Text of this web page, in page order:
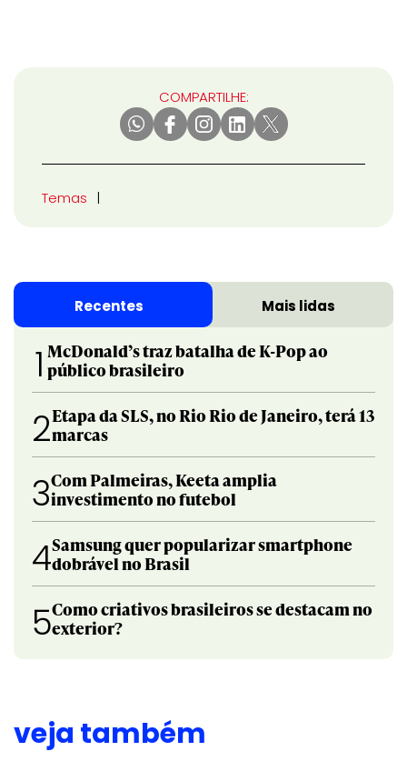
COMPARTILHE:
Temas
Recentes Mais lidas
1 McDonald’s traz batalha de K-Pop ao
público brasileiro
2Etapa da SLS, no Rio Rio de Janeiro, terá 13
marcas
3Com Palmeiras, Keeta amplia
investimento no futebol
4Samsung quer popularizar smartphone
dobrável no Brasil
5Como criativos brasileiros se destacam no
exterior?
veja também